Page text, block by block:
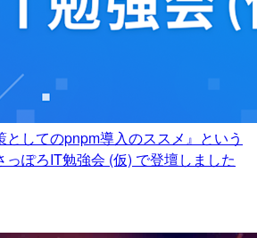
としてのpnpm導入のススメ』という
っぽろIT勉強会 (仮) で登壇しました